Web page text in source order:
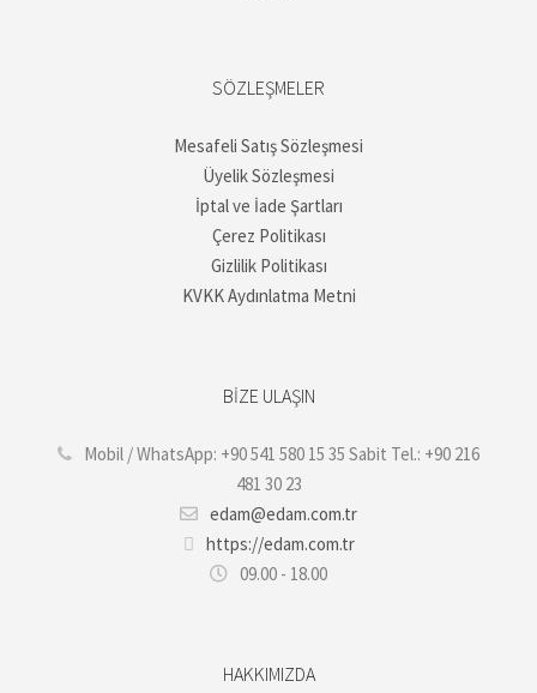
SÖZLEŞMELER
Mesafeli Satış Sözleşmesi
Üyelik Sözleşmesi
İptal ve İade Şartları
Çerez Politikası
Gizlilik Politikası
KVKK Aydınlatma Metni
BIZE ULAŞIN
Mobil / WhatsApp: +90 541 580 15 35 Sabit Tel.: +90 216
481 30 23
edam@edam.com.tr
https://edam.com.tr
09.00 - 18.00
HAKKIMIZDA